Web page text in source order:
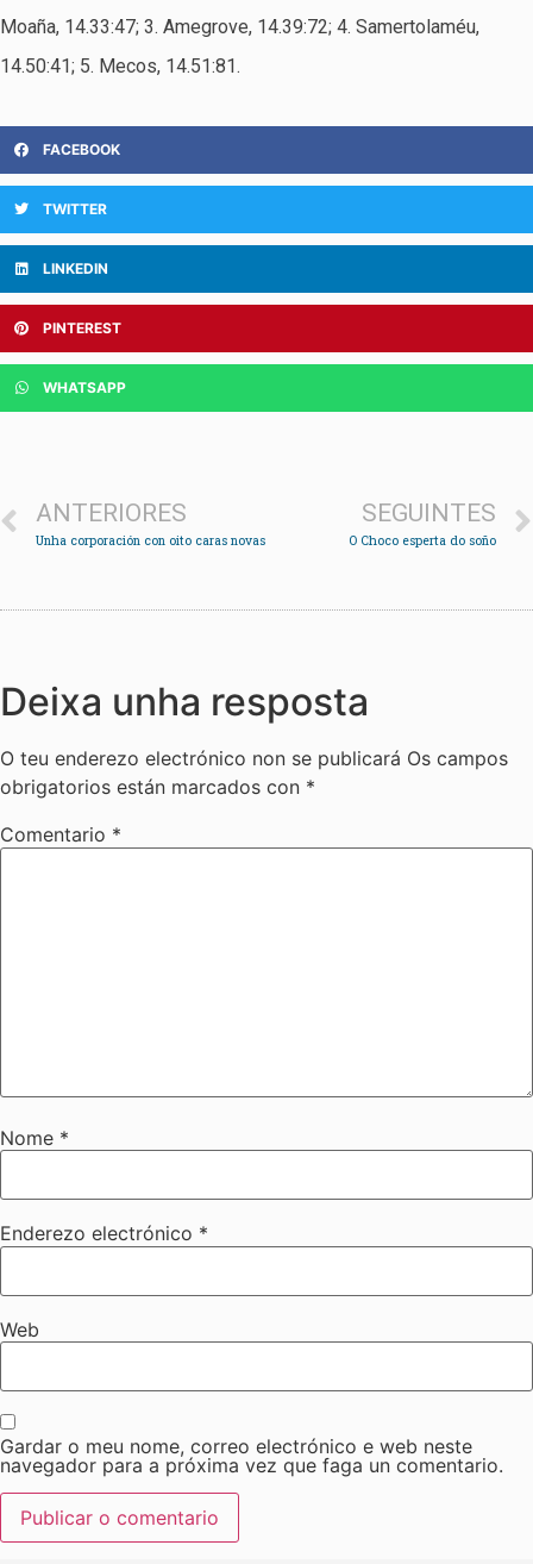
Moaña, 14.33:47; 3. Amegrove, 14.39:72; 4. Samertolaméu,
14.50:41; 5. Mecos, 14.51:81.
FACEBOOK
TWITTER
LINKEDIN
PINTEREST
WHATSAPP
ANTERIORES
Unha corporación con oito caras novas
SEGUINTES
O Choco esperta do soño
Deixa unha resposta
O teu enderezo electrónico non se publicará Os campos
obrigatorios están marcados con *
Comentario *
Nome *
Enderezo electrónico *
Web
Gardar o meu nome, correo electrónico e web neste
navegador para a próxima vez que faga un comentario.